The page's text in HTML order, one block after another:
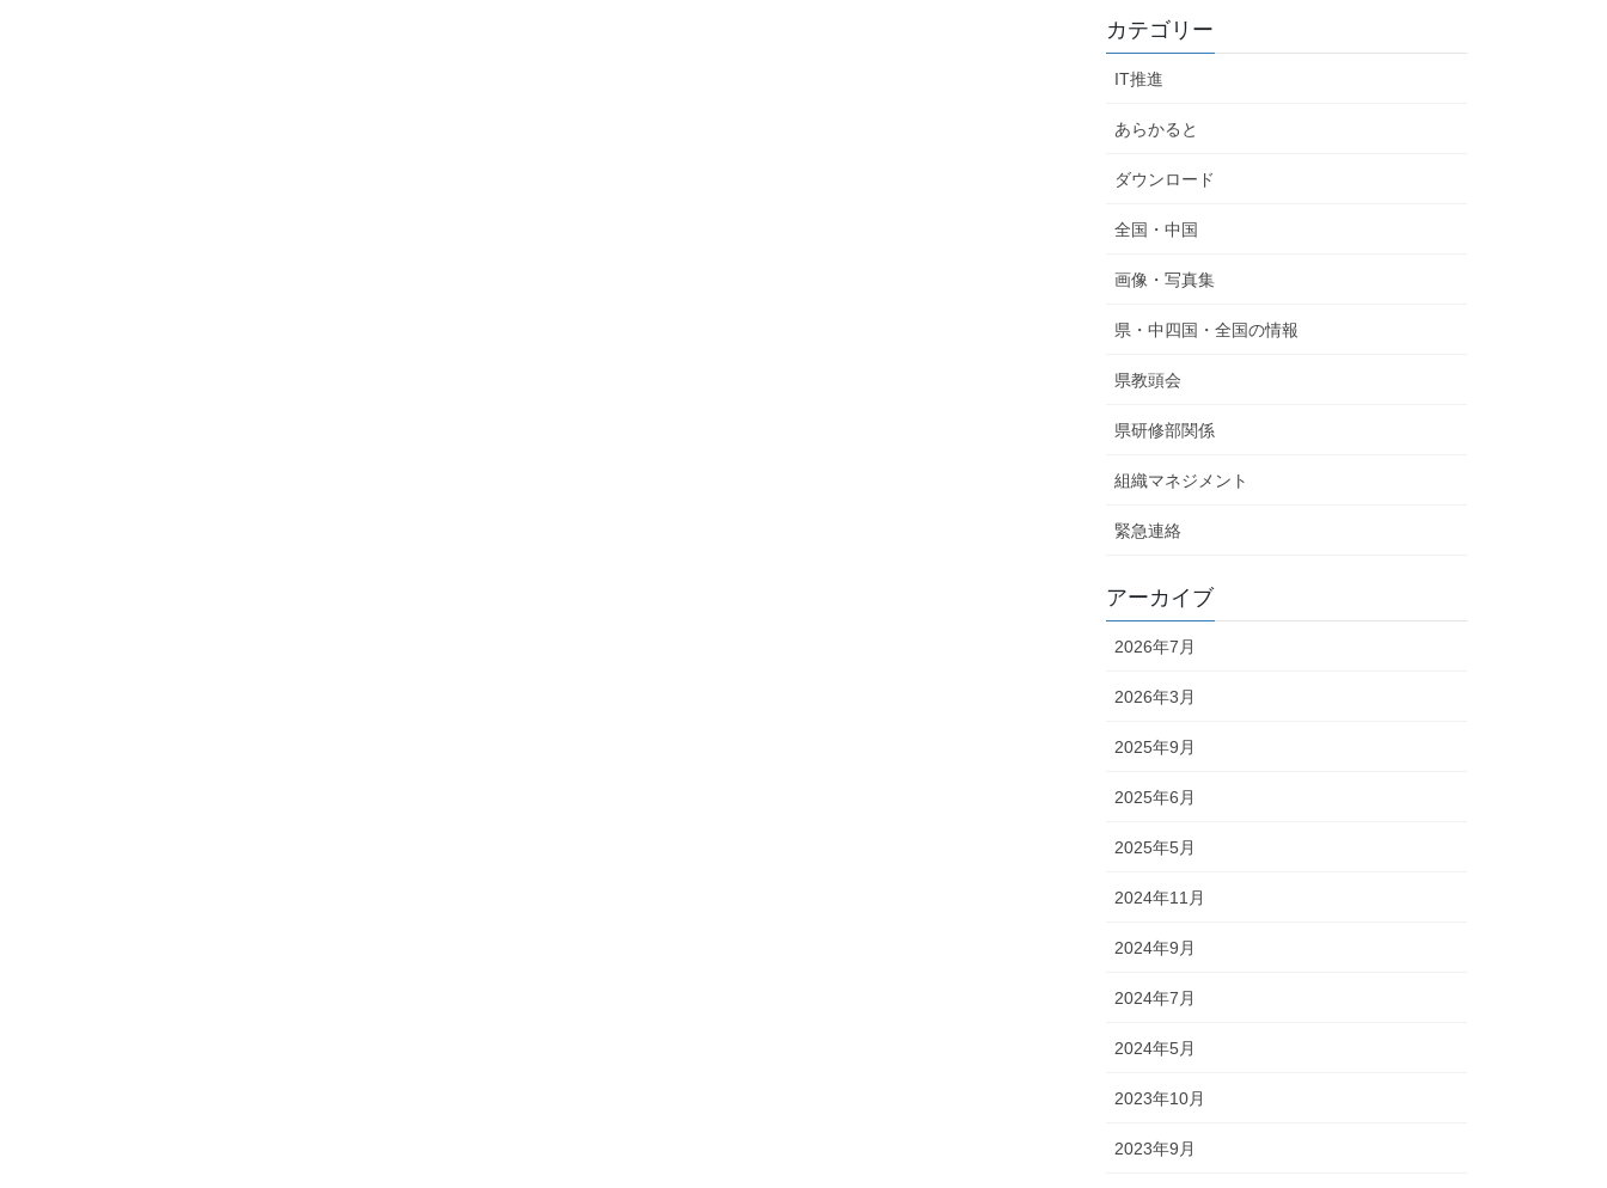
カテゴリー
IT推進
あらかると
ダウンロード
全国・中国
画像・写真集
県・中四国・全国の情報
県教頭会
県研修部関係
組織マネジメント
緊急連絡
アーカイブ
2026年7月
2026年3月
2025年9月
2025年6月
2025年5月
2024年11月
2024年9月
2024年7月
2024年5月
2023年10月
2023年9月